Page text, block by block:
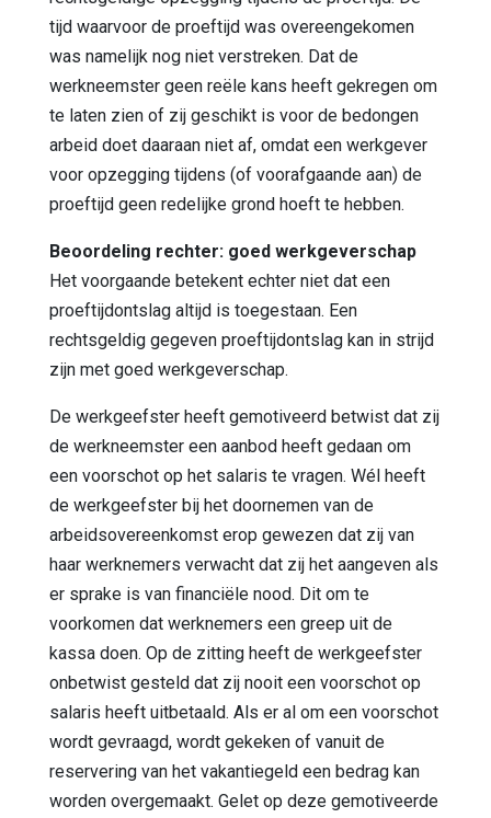
tijd waarvoor de proeftijd was overeengekomen
was namelijk nog niet verstreken. Dat de
werkneemster geen reële kans heeft gekregen om
te laten zien of zij geschikt is voor de bedongen
arbeid doet daaraan niet af, omdat een werkgever
voor opzegging tijdens (of voorafgaande aan) de
proeftijd geen redelijke grond hoeft te hebben.
Beoordeling rechter: goed werkgeverschap
Het voorgaande betekent echter niet dat een
proeftijdontslag altijd is toegestaan. Een
rechtsgeldig gegeven proeftijdontslag kan in strijd
zijn met goed werkgeverschap.
De werkgeefster heeft gemotiveerd betwist dat zij
de werkneemster een aanbod heeft gedaan om
een voorschot op het salaris te vragen. Wél heeft
de werkgeefster bij het doornemen van de
arbeidsovereenkomst erop gewezen dat zij van
haar werknemers verwacht dat zij het aangeven als
er sprake is van financiële nood. Dit om te
voorkomen dat werknemers een greep uit de
kassa doen. Op de zitting heeft de werkgeefster
onbetwist gesteld dat zij nooit een voorschot op
salaris heeft uitbetaald. Als er al om een voorschot
wordt gevraagd, wordt gekeken of vanuit de
reservering van het vakantiegeld een bedrag kan
worden overgemaakt. Gelet op deze gemotiveerde